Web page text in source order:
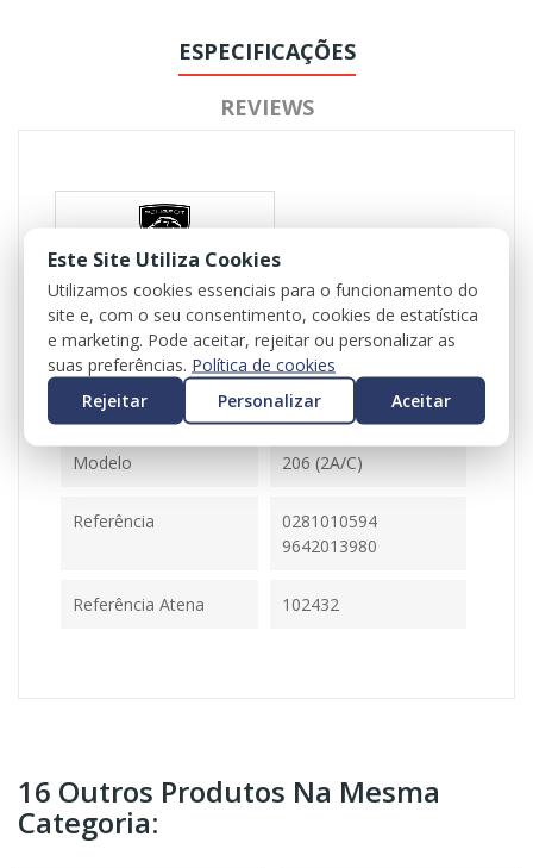
ESPECIFICAÇÕES
REVIEWS
Referência 102432
Disponível 1 Item
Ficha Informativa
Modelo 206 (2A/C)
Referência
0281010594
9642013980
Referência Atena 102432
16 Outros Produtos Na Mesma
Categoria:
Este Site Utiliza Cookies
Utilizamos cookies essenciais para o funcionamento do
site e, com o seu consentimento, cookies de estatística
e marketing. Pode aceitar, rejeitar ou personalizar as
suas preferências. Política de cookies
Rejeitar
Personalizar Aceitar